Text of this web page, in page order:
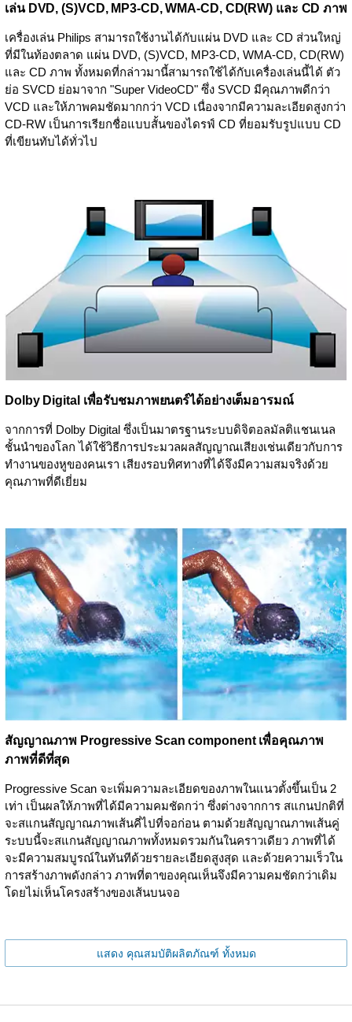
เล่น DVD, (S)VCD, MP3-CD, WMA-CD, CD(RW) และ CD ภาพ
เครื่องเล่น Philips สามารถใช้งานได้กับแผ่น DVD และ CD ส่วนใหญ่
ที่มีในท้องตลาด แผ่น DVD, (S)VCD, MP3-CD, WMA-CD, CD(RW)
และ CD ภาพ ทั้งหมดที่กล่าวมานี้สามารถใช้ได้กับเครื่องเล่นนี้ได้ ตัว
ย่อ SVCD ย่อมาจาก "Super VideoCD" ซึ่ง SVCD มีคุณภาพดีกว่า
VCD และให้ภาพคมชัดมากกว่า VCD เนื่องจากมีความละเอียดสูงกว่า
CD-RW เป็นการเรียกชื่อแบบสั้นของไดรฟ์ CD ที่ยอมรับรูปแบบ CD
ที่เขียนทับได้ทั่วไป
Dolby Digital เพื่อรับชมภาพยนตร์ได้อย่างเต็มอารมณ์
จากการที่ Dolby Digital ซึ่งเป็นมาตรฐานระบบดิจิตอลมัลติแชนเนล
ชั้นนำของโลก ได้ใช้วิธีการประมวลผลสัญญาณเสียงเช่นเดียวกับการ
ทำงานของหูของคนเรา เสียงรอบทิศทางที่ได้จึงมีความสมจริงด้วย
คุณภาพที่ดีเยี่ยม
สัญญาณภาพ Progressive Scan component เพื่อคุณภาพ
ภาพที่ดีที่สุด
Progressive Scan จะเพิ่มความละเอียดของภาพในแนวตั้งขึ้นเป็น 2
เท่า เป็นผลให้ภาพที่ได้มีความคมชัดกว่า ซึ่งต่างจากการ สแกนปกติที่
จะสแกนสัญญาณภาพเส้นคี่ไปที่จอก่อน ตามด้วยสัญญาณภาพเส้นคู่
ระบบนี้จะสแกนสัญญาณภาพทั้งหมดรวมกันในคราวเดียว ภาพที่ได้
จะมีความสมบูรณ์ในทันทีด้วยรายละเอียดสูงสุด และด้วยความเร็วใน
การสร้างภาพดังกล่าว ภาพที่ตาของคุณเห็นจึงมีความคมชัดกว่าเดิม
โดยไม่เห็นโครงสร้างของเส้นบนจอ
แสดง คุณสมบัติผลิตภัณฑ์ ทั้งหมด